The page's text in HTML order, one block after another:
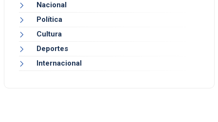
Nacional
Política
Cultura
Deportes
Internacional